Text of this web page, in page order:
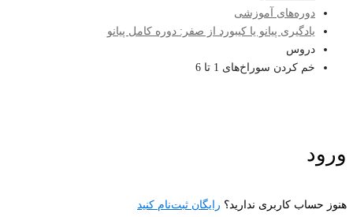
دوره‌های آموزشی
یادگیری پیانو یا کیبورد از صفر: دوره کامل پیانو
دروس
خم کردن سوراخ‌های 1 تا 6
ورود
هنوز حساب کاربری ندارید؟ رایگان ثبت‌نام کنید